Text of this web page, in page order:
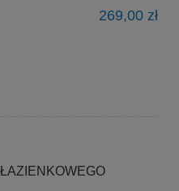
269,00 zł